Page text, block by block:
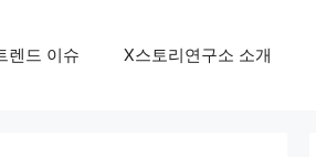
렌드 이슈 X스토리연구소 소개